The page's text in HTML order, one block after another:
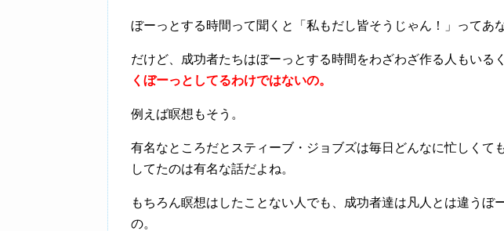
ぼーっとする時間って聞くと「私もだし皆そうじゃん！」ってあ
だけど、成功者たちはぼーっとする時間をわざわざ作る人もいる
くぼーっとしてるわけではないの。
例えば瞑想もそう。
有名なところだとスティーブ・ジョブズは毎日どんなに忙しくて
してたのは有名な話だよね。
もちろん瞑想はしたことない人でも、成功者達は凡人とは違うぼ
の。